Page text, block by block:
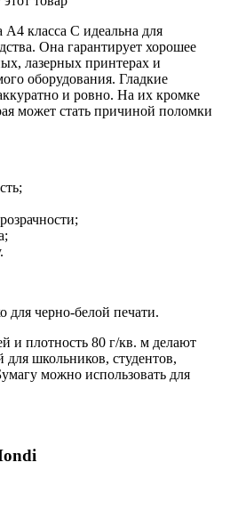
класса С идеальна для
Она гарантирует хорошее
лазерных принтерах и
оборудования. Гладкие
и ровно. На их кромке
может стать причиной поломки
для черно-белой печати.
и плотность 80 г/кв. м делают
для школьников, студентов,
можно использовать для